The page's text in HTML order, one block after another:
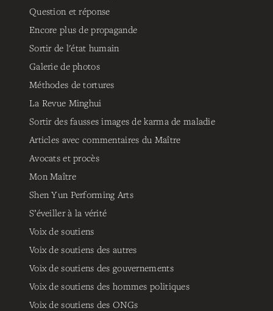
Question et réponse
Encore plus de propagande
Sortir de l'état humain
Galerie de photos
Méthodes de tortures
La Revue Minghui
Sortir des fausses images de karma de maladie
Articles avec commentaires du Maître
Avocats et procès
Mon Maître
Shen Yun Performing Arts
S’éveiller à la vérité
Voix de soutiens
Voix de soutiens des autres
Voix de soutiens des gouvernements
Voix de soutiens des hommes politiques
Voix de soutiens des ONGs